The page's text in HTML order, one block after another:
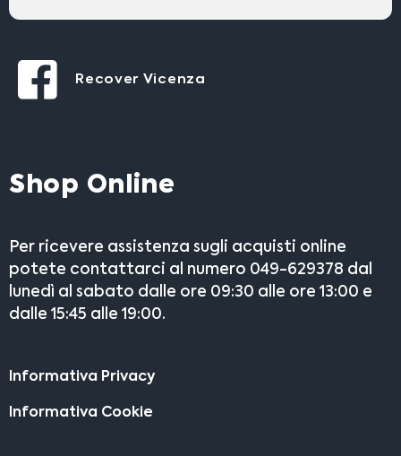
Recover Vicenza
Shop Online
Per ricevere assistenza sugli acquisti online
potete contattarci al numero 049-629378 dal
lunedì al sabato dalle ore 09:30 alle ore 13:00 e
dalle 15:45 alle 19:00.
Informativa Privacy
Informativa Cookie